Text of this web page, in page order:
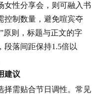
女性分享会，则可融入书
控制数量，避免喧宾夺
原则，标题与正文的字
段落间距保持1.5倍以
建议
择需贴合节日调性。常见